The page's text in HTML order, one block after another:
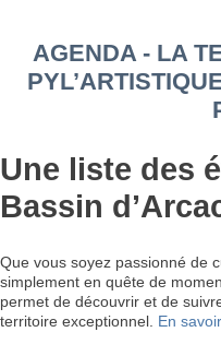
AGENDA - LA
Une liste des
Bassin
Que vous soyez passionné de
simplement en quête de
permet de découvrir et de
territoire exceptionnel. En